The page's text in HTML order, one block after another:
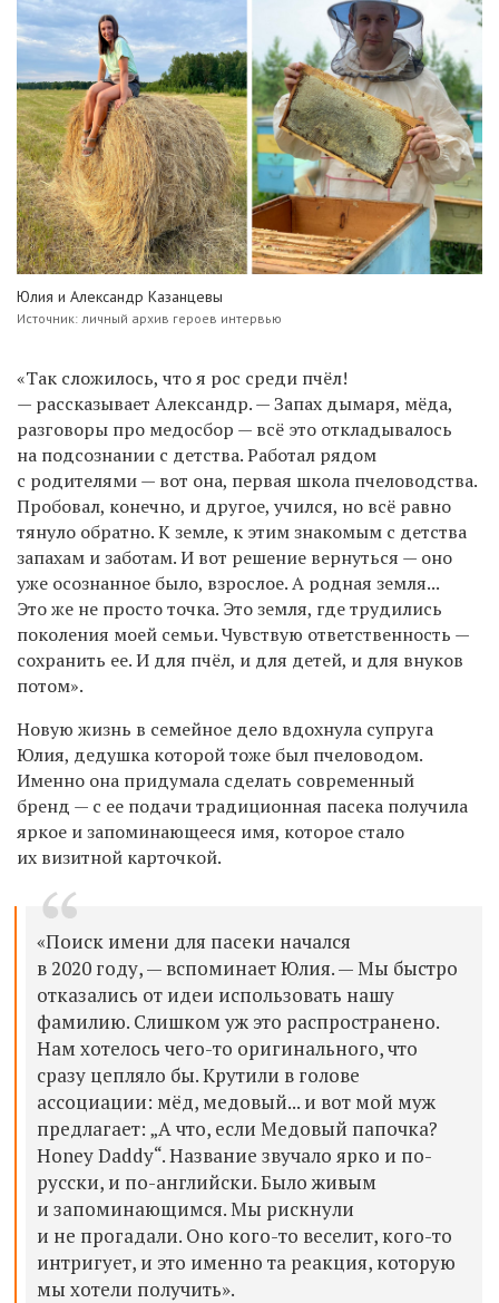
Юлия и Александр Казанцевы
Источник: личный архив героев интервью
«Так сложилось, что я рос среди пчёл!
— рассказывает Александр. — Запах дымаря, мёда,
разговоры про медосбор — всё это откладывалось
на подсознании с детства. Работал рядом
с родителями — вот она, первая школа пчеловодства.
Пробовал, конечно, и другое, учился, но всё равно
тянуло обратно. К земле, к этим знакомым с детства
запахам и заботам. И вот решение вернуться — оно
уже осознанное было, взрослое. А родная земля...
Это же не просто точка. Это земля, где трудились
поколения моей семьи. Чувствую ответственность —
сохранить ее. И для пчёл, и для детей, и для внуков
потом».
Новую жизнь в семейное дело вдохнула супруга
Юлия, дедушка которой тоже был пчеловодом.
Именно она придумала сделать современный
бренд — с ее подачи традиционная пасека получила
яркое и запоминающееся имя, которое стало
их визитной карточкой.
«Поиск имени для пасеки начался
в 2020 году, — вспоминает Юлия. — Мы быстро
отказались от идеи использовать нашу
фамилию. Слишком уж это распространено.
Нам хотелось чего-то оригинального, что
сразу цепляло бы. Крутили в голове
ассоциации: мёд, медовый... и вот мой муж
предлагает: „А что, если Медовый папочка?
Honey Daddy“. Название звучало ярко и по-
русски, и по-английски. Было живым
и запоминающимся. Мы рискнули
и не прогадали. Оно кого-то веселит, кого-то
интригует, и это именно та реакция, которую
мы хотели получить».